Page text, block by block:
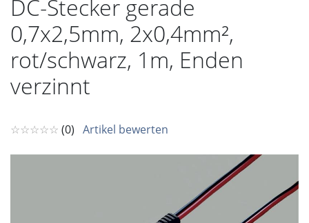
DC-Stecker gerade
0,7x2,5mm, 2x0,4mm²,
rot/schwarz, 1m, Enden
verzinnt
☆☆☆☆☆ (0) Artikel bewerten